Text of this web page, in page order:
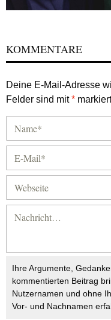
KOMMENTARE
Deine E-Mail-Adresse
Felder sind mit* markiert
Ihre Argumente,
kommentierten Beitrag
Nutzernamen und ohne
Vor- und Nachnamen